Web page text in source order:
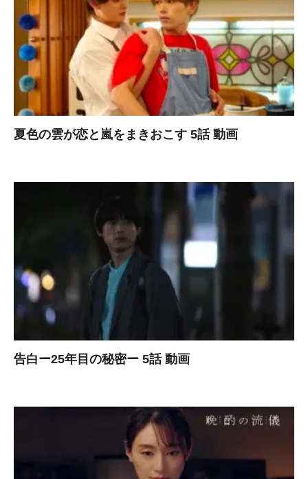
夏色の雲が恋と嵐をまきおこす 5話 動画
告白ー25年目の秘密ー 5話 動画